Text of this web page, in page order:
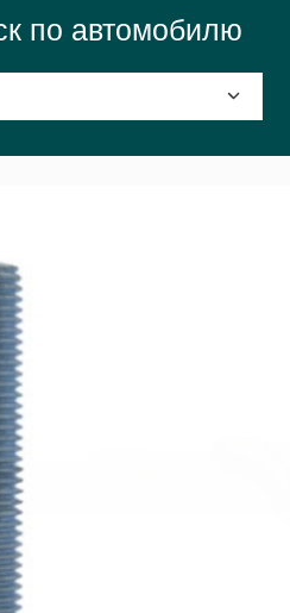
по автомобилю